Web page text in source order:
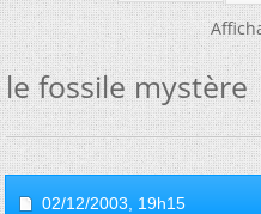
le fossile mystère
02/12/2003, 19h15